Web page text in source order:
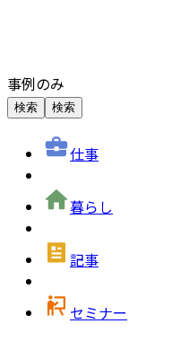
事例のみ
検索 検索
仕事
暮らし
記事
セミナー